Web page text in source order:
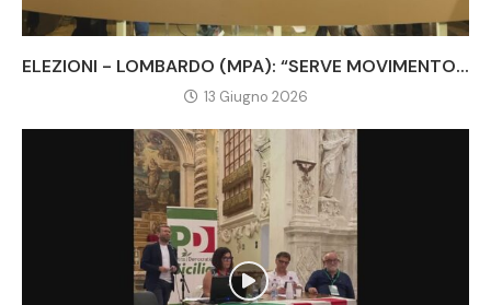
ELEZIONI - LOMBARDO (MPA): “SERVE MOVIMENTO...
13 Giugno 2026